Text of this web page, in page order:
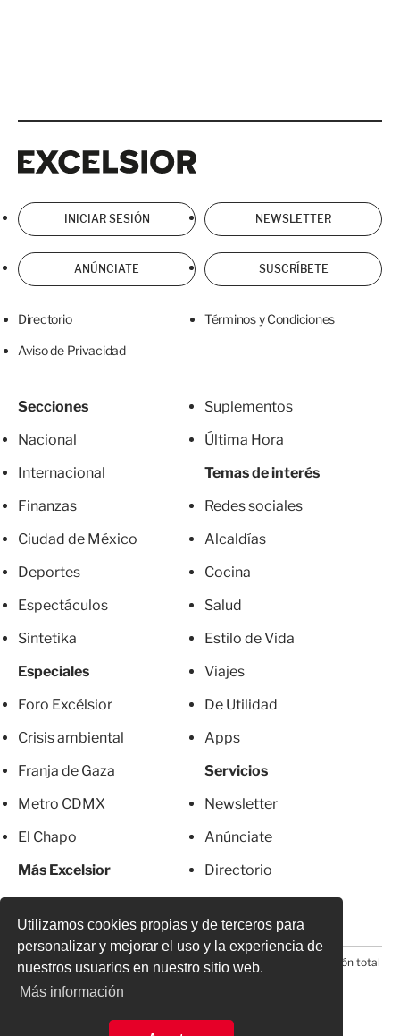
Utilizamos cookies propias y de terceros para
personalizar y mejorar el uso y la experiencia de
nuestros usuarios en nuestro sitio web.
Más información
INICIAR SESIÓN NEWSLETTER
ANÚNCIATE SUSCRÍBETE
Directorio Términos y Condiciones
Aviso de Privacidad
Secciones
Nacional
Internacional
Finanzas
Ciudad de México
Deportes
Espectáculos
Sintetika
Especiales
Foro Excélsior
Crisis ambiental
Franja de Gaza
Metro CDMX
El Chapo
Más Excelsior
Suplementos
Última Hora
Temas de interés
Redes sociales
Alcaldías
Cocina
Salud
Estilo de Vida
Viajes
De Utilidad
Apps
Servicios
Newsletter
Anúnciate
Directorio
© 2026 Todos los derechos reservados. Prohibida la reproducción total
o parcial, incluyendo cualquier medio electrónico*